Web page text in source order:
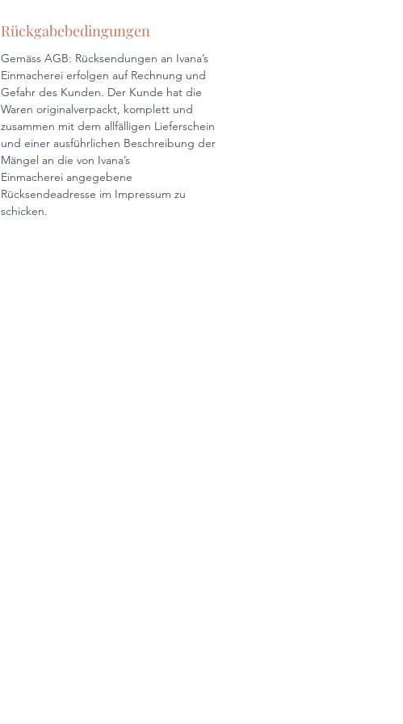
Rückgabebedingungen
Gemäss AGB: Rücksendungen an Ivana’s
Einmacherei erfolgen auf Rechnung und
Gefahr des Kunden. Der Kunde hat die
Waren originalverpackt, komplett und
zusammen mit dem allfälligen Lieferschein
und einer ausführlichen Beschreibung der
Mängel an die von Ivana’s
Einmacherei angegebene
Rücksendeadresse im Impressum zu
schicken.